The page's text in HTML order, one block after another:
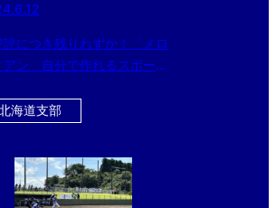
評につき残りわずか！「メロ
アン 自分で作れるスポーツ
ス！！今だけ黒酢ドリンクの
海道支部